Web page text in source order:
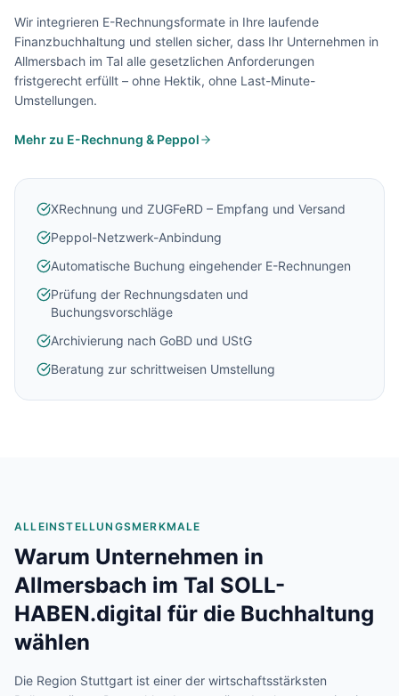
Wir integrieren E-Rechnungsformate in Ihre laufende
Finanzbuchhaltung und stellen sicher, dass Ihr Unternehmen in
Allmersbach im Tal alle gesetzlichen Anforderungen
fristgerecht erfüllt – ohne Hektik, ohne Last-Minute-
Umstellungen.
Mehr zu E-Rechnung & Peppol
XRechnung und ZUGFeRD – Empfang und Versand
Peppol-Netzwerk-Anbindung
Automatische Buchung eingehender E-Rechnungen
Prüfung der Rechnungsdaten und
Buchungsvorschläge
Archivierung nach GoBD und UStG
Beratung zur schrittweisen Umstellung
ALLEINSTELLUNGSMERKMALE
Warum Unternehmen in
Allmersbach im Tal SOLL-
HABEN.digital für die Buchhaltung
wählen
Die Region Stuttgart ist einer der wirtschaftsstärksten